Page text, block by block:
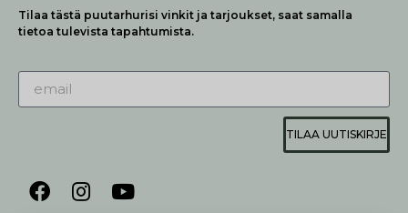
Tilaa tästä puutarhurisi vinkit ja tarjoukset, saat samalla
tietoa tulevista tapahtumista.
TILAA UUTISKIRJE